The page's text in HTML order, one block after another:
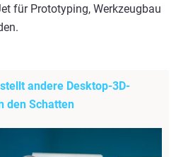
für Prototyping, Werkzeugbau
andere Desktop-3D-
den Schatten